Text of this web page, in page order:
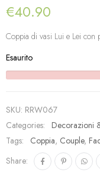
€40.90
Coppia di vasi Lui e Lei con
Esaurito
SKU: RRW067
Categories: Decorazioni
Tags:
Coppia, Couple,
Share: